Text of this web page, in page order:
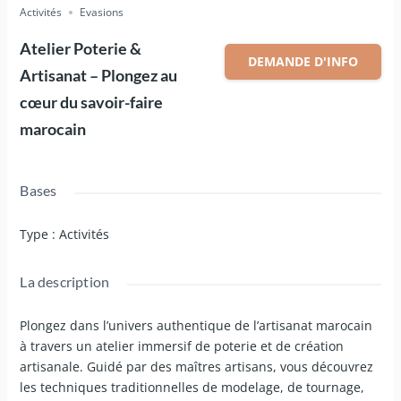
Activités Evasions
Atelier Poterie &
Artisanat – Plongez au
cœur du savoir-faire
marocain
DEMANDE D'INFO
Bases
Type : Activités
La description
Plongez dans l’univers authentique de l’artisanat marocain
à travers un atelier immersif de poterie et de création
artisanale. Guidé par des maîtres artisans, vous découvrez
les techniques traditionnelles de modelage, de tournage,